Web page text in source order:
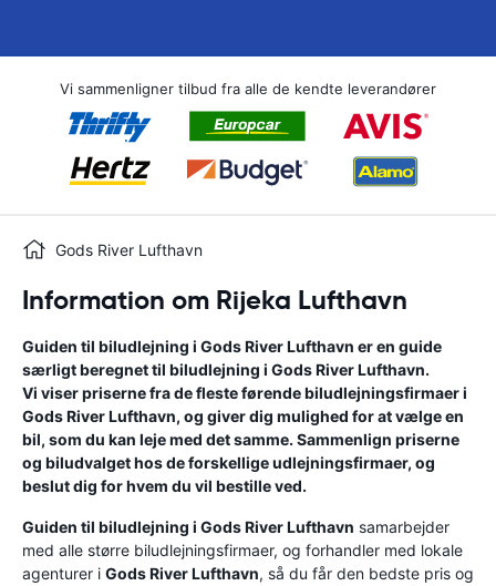
Vi sammenligner tilbud fra alle de kendte leverandører
Gods River Lufthavn
Information om Rijeka Lufthavn
Guiden til biludlejning i Gods River Lufthavn er en guide
særligt beregnet til biludlejning i Gods River Lufthavn.
Vi viser priserne fra de fleste førende biludlejningsfirmaer i
Gods River Lufthavn, og giver dig mulighed for at vælge en
bil, som du kan leje med det samme. Sammenlign priserne
og biludvalget hos de forskellige udlejningsfirmaer, og
beslut dig for hvem du vil bestille ved.
Guiden til biludlejning i Gods River Lufthavn samarbejder
med alle større biludlejningsfirmaer, og forhandler med lokale
agenturer i Gods River Lufthavn, så du får den bedste pris og